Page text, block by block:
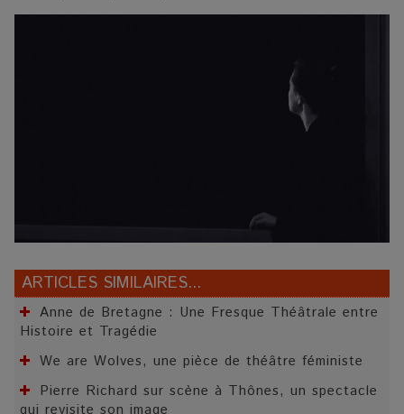
ARTICLES SIMILAIRES...
Anne de Bretagne : Une Fresque Théâtrale entre
Histoire et Tragédie
We are Wolves, une pièce de théâtre féministe
Pierre Richard sur scène à Thônes, un spectacle